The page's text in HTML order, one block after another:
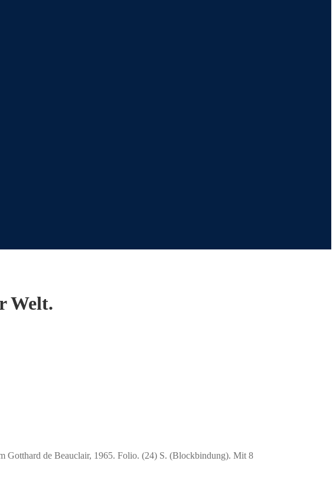
Welt.
Gotthard de Beauclair, 1965. Folio. (24) S. (Blockbindung). Mit 8